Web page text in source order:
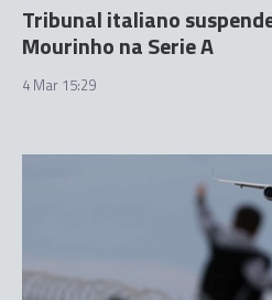
Tribunal italiano
Mourinho na Serie A
4 Mar 15:29